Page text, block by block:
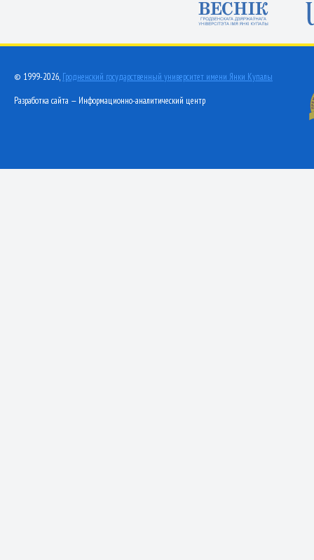
© 1999-2026, Гродненский государственный университет имени Янки Купалы
Разработка сайта — Информационно-аналитический центр